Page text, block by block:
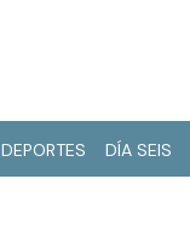
DEPORTES DÍA SEIS